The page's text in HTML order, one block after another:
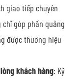
giao tiếp chuyên
góp phần quảng
được thương hiệu
khách hàng: Kỹ